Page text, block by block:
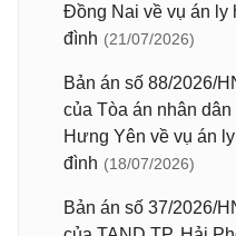
Đồng Nai về vụ án ly
đình (21/07/2026)
Bản án số 88/2026/
của Tòa án nhân
Hưng Yên về vụ án
đình (18/07/2026)
Bản án số 37/2026/